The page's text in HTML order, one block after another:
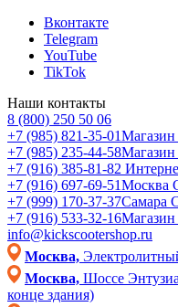
Вконтакте
Telegram
YouTube
TikTok
Наши контакты
8 (800) 250 50 06
+7 (985) 821-35-01
+7 (985) 235-44-58Магазин
+7 (916) 385-81-82
+7 (916) 697-69-51Москва
+7 (999) 170-37-37Самара
+7 (916) 533-32-16Магазин
info@kickscootershop.ru
Москва,
Москва, Шоссе
конце здания)